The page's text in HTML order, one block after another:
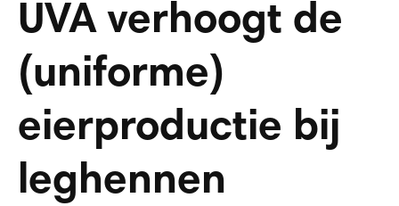
UVA verhoogt de
(uniforme)
eierproductie bij
leghennen